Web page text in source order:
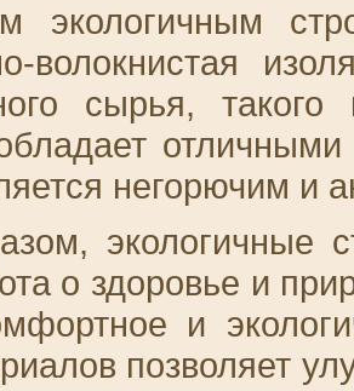
экологичным
волокнистая
сырья,
негорючим и
экологичные
о здоровье и
и
позволяет